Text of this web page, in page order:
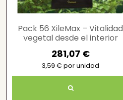
Pack 56 XileMax – Vitalidad
vegetal desde el interior
281,07 €
3,59 € por unidad